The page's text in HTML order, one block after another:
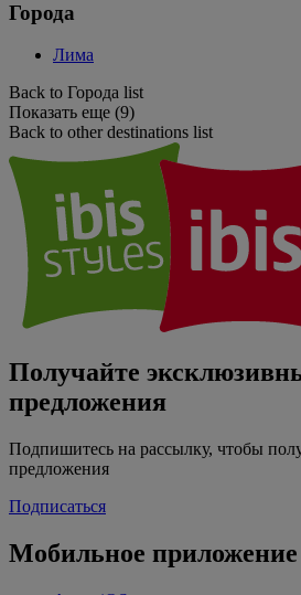
Города
Лима
Back to Города list
Показать еще (9)
Back to other destinations list
Получайте
предложения
Подпишитесь на рассылку, чтобы
предложения
Подписаться
Мобильное приложение